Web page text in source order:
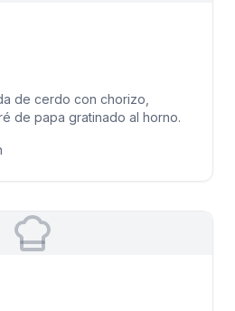
de cerdo con chorizo,
de papa gratinado al horno.